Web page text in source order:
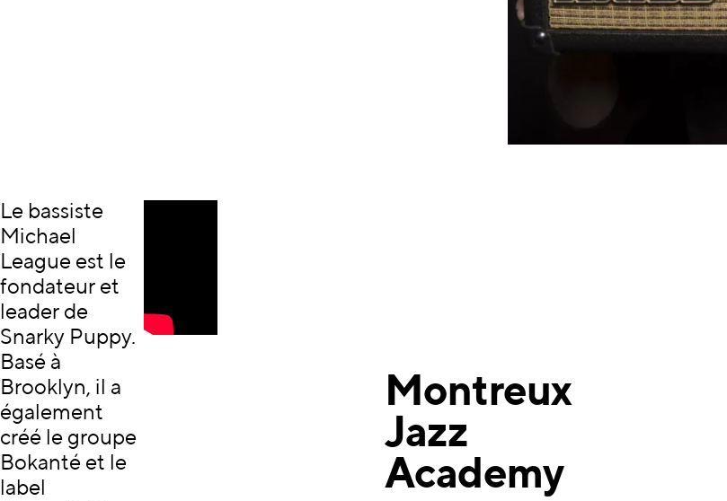
Le bassiste
Michael
League est le
fondateur et
leader de
Snarky Puppy.
Basé à
Brooklyn, il a
également
créé le groupe
Bokanté et le
label
Montreux
Jazz
Academy